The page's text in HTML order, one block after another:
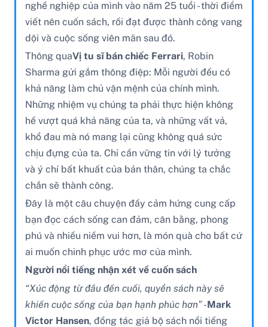
nghề nghiệp của mình vào năm 25 tuổi - thời điểm
viết nên cuốn sách, rồi đạt được thành công vang
dội và cuộc sống viên mãn sau đó.
Thông quaVị tu sĩ bán chiếc Ferrari, Robin
Sharma gửi gắm thông điệp: Mỗi người đều có
khả năng làm chủ vận mệnh của chính mình.
Những nhiệm vụ chúng ta phải thực hiện không
hề vượt quá khả năng của ta, và những vất vả,
khổ đau mà nó mang lại cũng không quá sức
chịu đựng của ta. Chỉ cần vững tin với lý tưởng
và ý chí bất khuất của bản thân, chúng ta chắc
chắn sẽ thành công.
Đây là một câu chuyện đầy cảm hứng cung cấp
bạn đọc cách sống can đảm, cân bằng, phong
phú và nhiều niềm vui hơn, là món quà cho bất cứ
ai muốn chinh phục ước mơ của mình.
Người nổi tiếng nhận xét về cuốn sách
“Xúc động từ đầu đến cuối, quyển sách này sẽ
khiến cuộc sống của bạn hạnh phúc hơn” -Mark
Victor Hansen, đồng tác giả bộ sách nổi tiếng